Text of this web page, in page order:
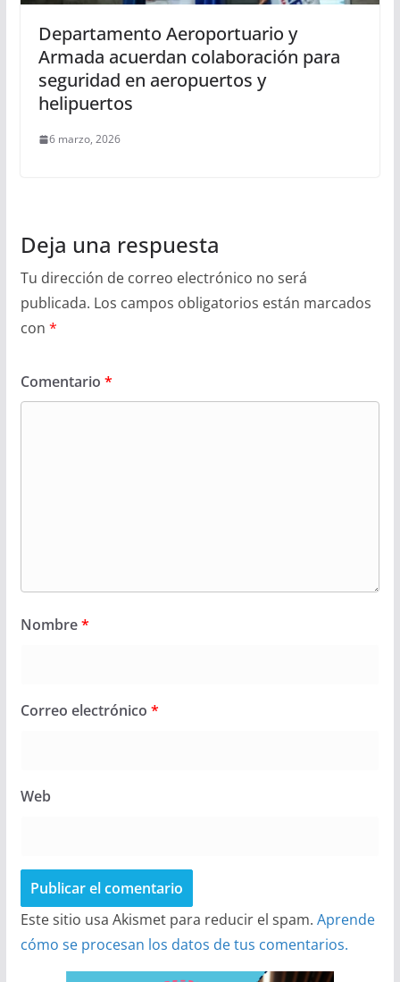
Departamento Aeroportuario y
Armada acuerdan colaboración para
seguridad en aeropuertos y
helipuertos
6 marzo, 2026
Deja una respuesta
Tu dirección de correo electrónico no será
publicada. Los campos obligatorios están marcados
con *
Comentario *
Nombre*
Correo electrónico *
Web
Este sitio usa Akismet para reducir el spam. Aprende
cómo se procesan los datos de tus comentarios.